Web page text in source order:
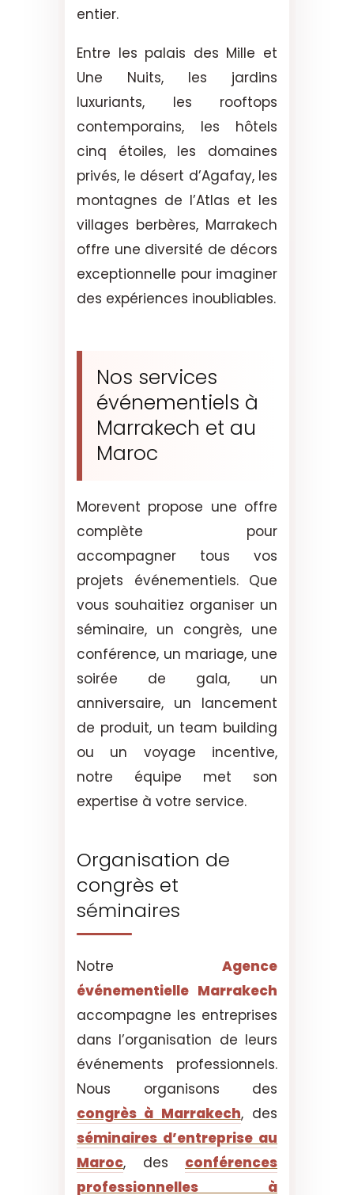
entier.
Entre les palais des Mille et
Une Nuits, les jardins
luxuriants, les rooftops
contemporains, les hôtels
cinq étoiles, les domaines
privés, le désert d’Agafay, les
montagnes de l’Atlas et les
villages berbères, Marrakech
offre une diversité de décors
exceptionnelle pour imaginer
des expériences inoubliables.
Nos services
événementiels à
Marrakech et au
Maroc
Morevent propose une offre
complète pour
accompagner tous vos
projets événementiels. Que
vous souhaitiez organiser un
séminaire, un congrès, une
conférence, un mariage, une
soirée de gala, un
anniversaire, un lancement
de produit, un team building
ou un voyage incentive,
notre équipe met son
expertise à votre service.
Organisation de
congrès et
séminaires
Notre Agence
événementielle Marrakech
accompagne les entreprises
dans l’organisation de leurs
événements professionnels.
Nous organisons des
congrès à Marrakech, des
séminaires d’entreprise au
Maroc, des conférences
professionnelles à